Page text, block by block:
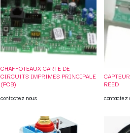
CHAFFOTEAUX CARTE DE
CIRCUITS IMPRIMES PRINCIPALE
(PCB)
contactez nous
REED
contactez